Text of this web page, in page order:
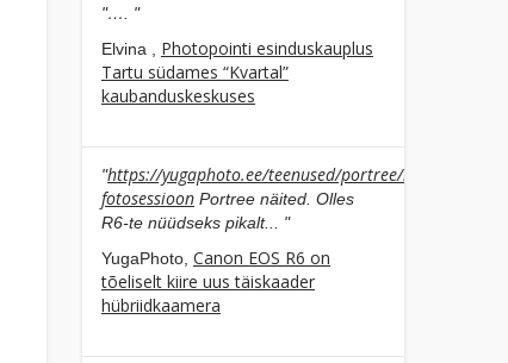
"…. "
Elvina , Photopointi esinduskauplus
Tartu südames “Kvartal”
kaubanduskeskuses
"https://yugaphoto.ee/teenused/portree/individuaalne-
fotosessioonPortree näited. Olles
R6-te nüüdseks pikalt... "
YugaPhoto, Canon EOS R6 on
tõeliselt kiire uus täiskaader
hübriidkaamera